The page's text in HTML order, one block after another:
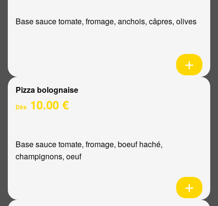
Base sauce tomate, fromage, anchois, câpres, olives
Pizza bolognaise
Dès 10.00 €
Base sauce tomate, fromage, boeuf haché,
champignons, oeuf